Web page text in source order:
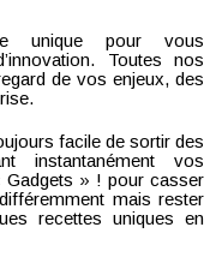
unique pour vous
Toutes nos
de vos enjeux, des
facile de sortir des
instantanément vos
» ! pour casser
mais rester
recettes uniques en